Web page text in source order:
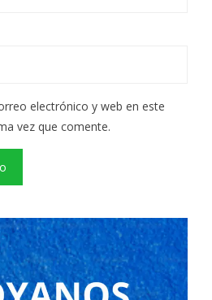
electrónico y web en este
vez que comente.